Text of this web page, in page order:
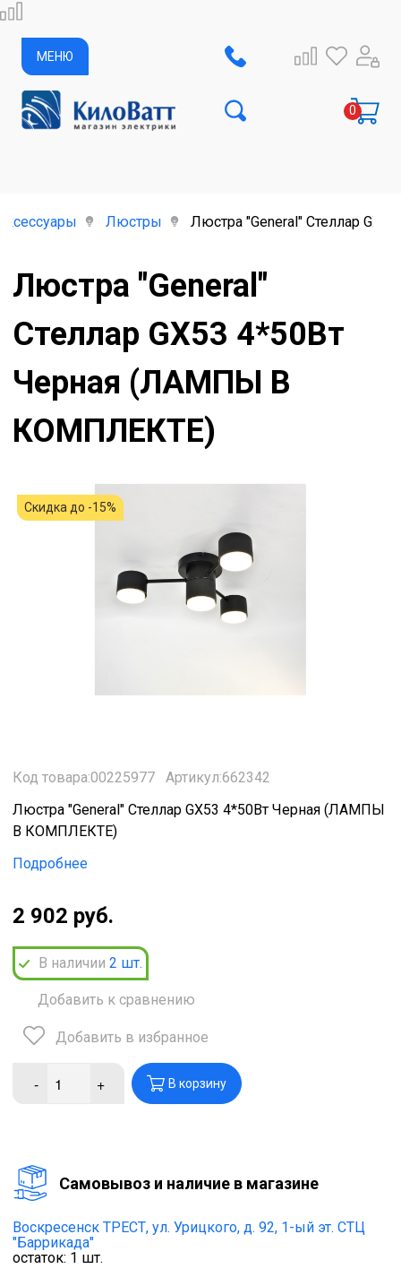
МЕНЮ
Люстры Люстра "General" Стеллар
Люстра "General"
Стеллар GX53 4*50Вт
Черная (ЛАМПЫ В
КОМПЛЕКТЕ)
Скидка до -15%
Код товара:00225977
Артикул:662342
Люстра "General" Стеллар GX53 4*50Вт Черная (ЛАМПЫ
В КОМПЛЕКТЕ)
Подробнее
2 902 руб.
В наличии 2 шт.
Добавить к сравнению
Добавить в избранное
- + В корзину
Cамовывоз и наличие в магазине
Воскресенск ТРЕСТ, ул. Урицкого, д. 92, 1-ый эт. СТЦ
"Баррикада"
остаток: 1 шт.